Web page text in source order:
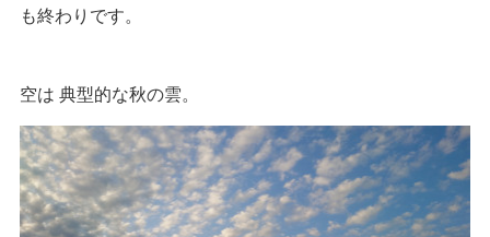
も終わりです。
空は 典型的な秋の雲。